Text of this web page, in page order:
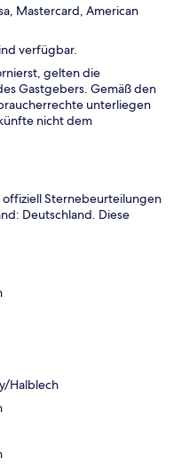
Mastercard, American
verfügbar.
gelten die
Gastgebers. Gemäß den
unterliegen
nicht dem
Sternebeurteilungen
Deutschland. Diese
Halblech